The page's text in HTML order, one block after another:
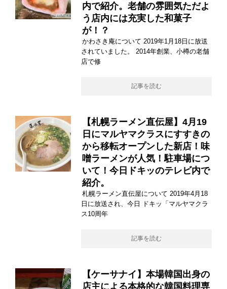
内で紹介。老舗の雰囲気ただよ
う店内には充実した和菓子
が！？
かわさき庵について 2019年1月18日に放送
されていました。 2014年創業、小樽の老舗
店で修
記事を読む
【札幌ラーメン直伝屋】4月19
日にマルヤマクラスにすすきの
から移転オープンした新店！味
噌ラーメンが人気！駐車場につ
いて！今日ドキッのテレビ内で
紹介。
札幌ラーメン直伝屋について 2019年4月18
日に放送され、今日 ドキッ「マルヤマクラ
ス10周年
記事を読む
【ケーサナイ】本場韓国出身の
店主による本格的な韓国料理専